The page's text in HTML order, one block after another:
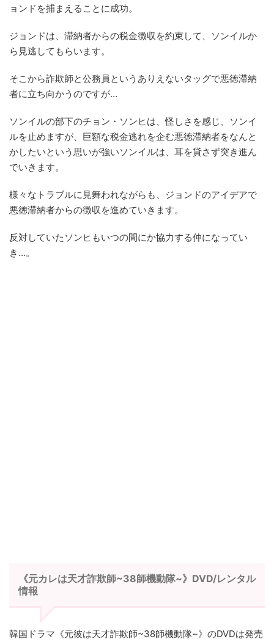
ョンドを捕まえることに成功。
ジョンドは、滞納者からの税金徴収を約束して、ソンイルか
ら見逃してもらいます。
そこから詐欺師と公務員というありえないタッグで悪徳滞納
者に立ち向かうのですが…
ソンイルの部下のチョン・ソンヒは、怪しさを感じ、ソンイ
ルを止めますが、巨額な税金逃れを企む悪徳滞納者をなんと
かしたいという思いが強いソンイルは、耳を貸さず突き進ん
でいきます。
様々なトラブルに見舞われながらも、ジョンドのアイデアで
悪徳滞納者からの徴収を進めていきます。
反対していたソンヒもいつの間にか協力する仲になってい
き…。
《元カレは天才詐欺師~38師機動隊~》DVD/レンタル
情報
韓国ドラマ《元彼は天才詐欺師~38師機動隊~》のDVDは発売